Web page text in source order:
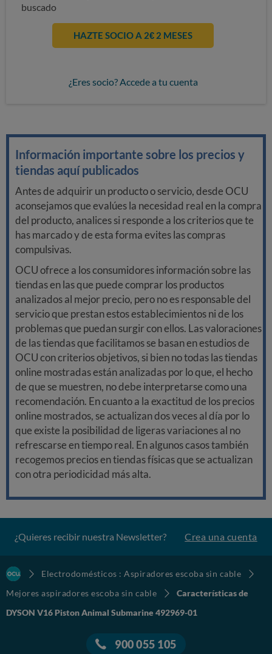
buscado
HAZTE SOCIO A 2€ 2 MESES
¿Eres socio? Accede a tu cuenta
Información importante sobre los precios y
tiendas aquí publicados
Antes de adquirir un producto o servicio, desde OCU
aconsejamos que evalúes la necesidad real en la compra
del producto, analices si responde a los criterios que te
has marcado y de esta forma evites las compras
compulsivas.
OCU ofrece a los consumidores información sobre las
tiendas en las que puede comprar los productos
analizados al mejor precio, pero no es responsable del
servicio que prestan estos establecimientos ni de los
problemas que puedan surgir con ellos. Las valoraciones
de las tiendas que facilitamos se basan en estudios de
OCU con criterios objetivos, si bien no todas las tiendas
online mostradas están analizadas por lo que, el hecho
de que se muestren, no debe interpretarse como una
recomendación. En cuanto a la exactitud de los precios
online mostrados, se actualizan dos veces al día por lo
que existe la posibilidad de ligeras variaciones al no
refrescarse en tiempo real. En algunos casos también
recogemos precios en tiendas físicas que se actualizan
con otra periodicidad más alta.
¿Quieres recibir nuestra Newsletter? Crea una cuenta
Electrodomésticos : Aspiradores escoba sin cable
Mejores aspiradores escoba sin cable
Características de
DYSON V16 Piston Animal Submarine 492969-01
900 055 105